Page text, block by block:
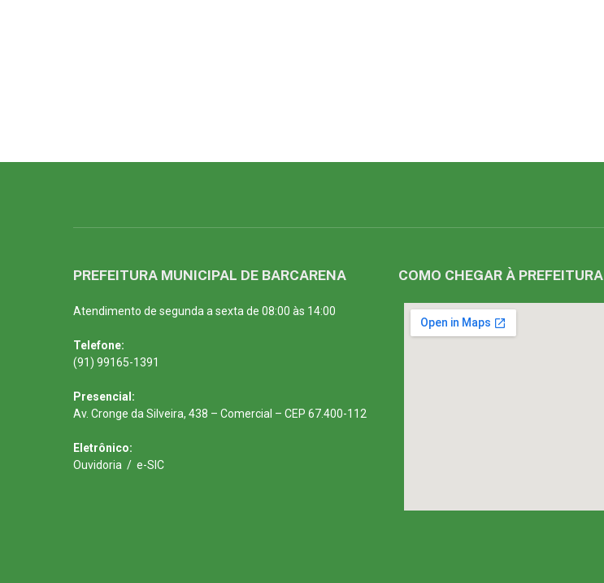
PREFEITURA MUNICIPAL DE BARCARENA
Atendimento de segunda a sexta de 08:00 às 14:00
Telefone:
(91) 99165-1391
Presencial:
Av. Cronge da Silveira, 438 – Comercial – CEP 67.400-112
Eletrônico:
Ouvidoria / e-SIC
COMO CHEGAR À PREFEITURA